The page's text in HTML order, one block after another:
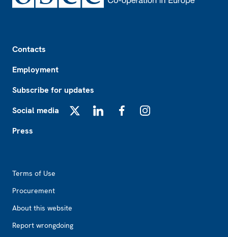
Contacts
Employment
Subscribe for updates
Social media
Press
Terms of Use
Procurement
About this website
Report wrongdoing